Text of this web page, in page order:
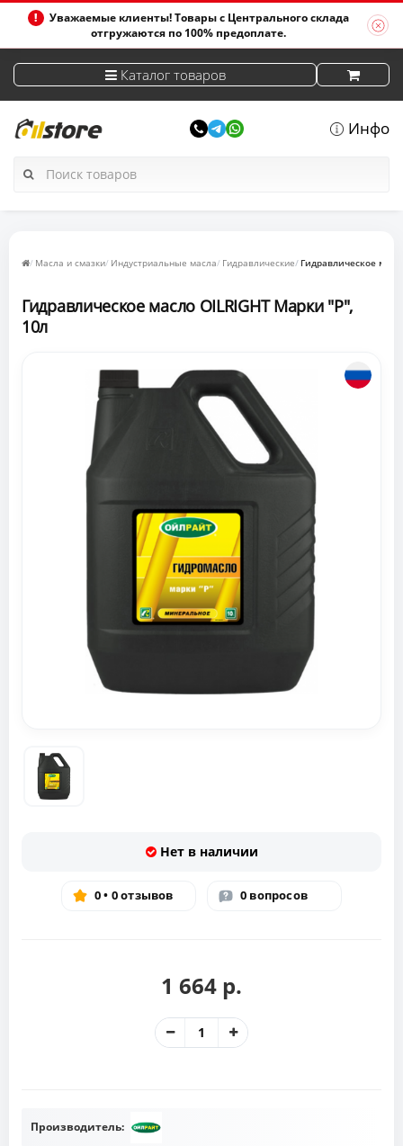
Уважаемые клиенты! Товары с Центрального склада
отгружаются по 100% предоплате.
Каталог товаров
Инфо
Масла и смазки Индустриальные масла Гидравлические Гидравлическое
Гидравлическое масло OILRIGHT Марки "Р",
10л
Нет в наличии
0 • 0 отзывов 0 вопросов
1 664 р.
Производитель: